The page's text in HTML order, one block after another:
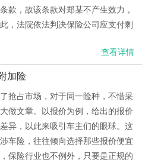
款，故该条款对郑某不产生效力，
，法院依法判决保险公司应支付剩
查看详情
加险
抢占市场，对于同一险种，不惜采
做文章。以报价为例，给出的报价
异，以此来吸引车主们的眼球。这
车险，往往倾向选择那些报价便宜
保险行业也不例外，只要是正规的